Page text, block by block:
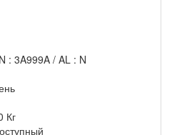
: 3A999A / AL : N
Кг